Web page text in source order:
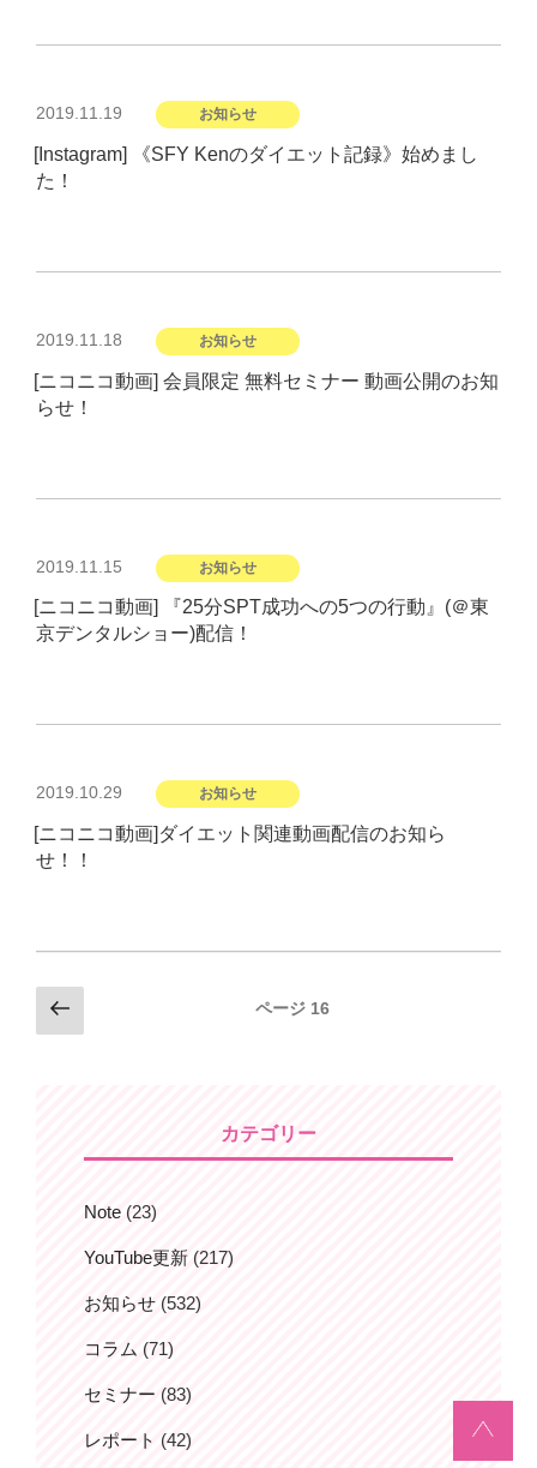
投
日:
2019.11.19 お知らせ
[Instagram] 《SFY Kenのダイエット記録》始めまし
た！
投
日:
2019.11.18 お知らせ
[ニコニコ動画] 会員限定 無料セミナー 動画公開のお知
らせ！
投
日:
2019.11.15 お知らせ
[ニコニコ動画] 『25分SPT成功への5つの行動』(＠東
京デンタルショー)配信！
投
日:
2019.10.29 お知らせ
[ニコニコ動画]ダイエット関連動画配信のお知ら
せ！！
投
稿 の
ページ 16
カテゴリー
Note (23)
YouTube更新 (217)
お知らせ (532)
コラム (71)
セミナー (83)
レポート (42)